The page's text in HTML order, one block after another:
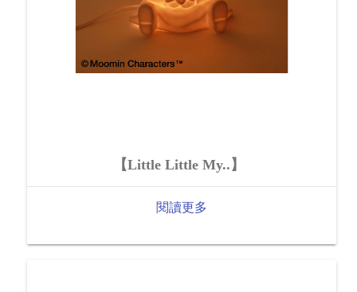
【Little Little My..】
閱讀更多